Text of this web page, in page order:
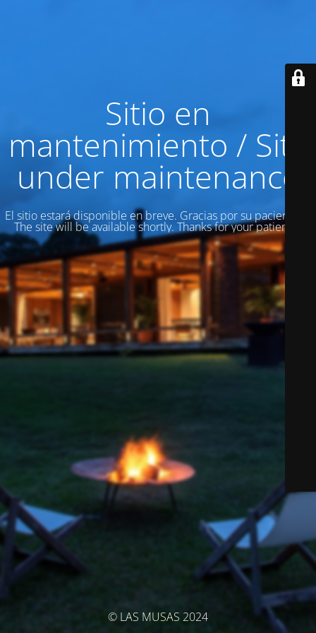
Sitio en
mantenimiento / Site
under maintenance
El sitio estará disponible en breve. Gracias por su paciencia! /
The site will be available shortly. Thanks for your patience!
© LAS MUSAS 2024